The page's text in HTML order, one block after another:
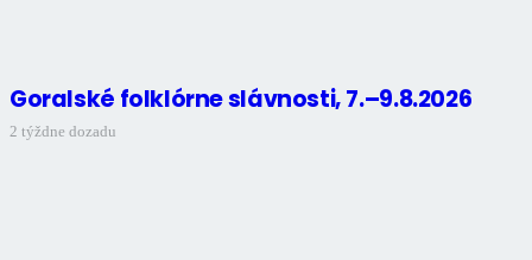
Goralské folklórne slávnosti, 7.–9.8.2026
2 týždne dozadu